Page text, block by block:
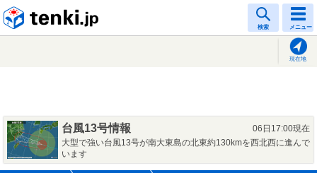
検索 メニュー
現在地
台風13号情報
06日17:00現在
大型で強い台風13号が南大東島の北東約130kmを西北西に進んで
います